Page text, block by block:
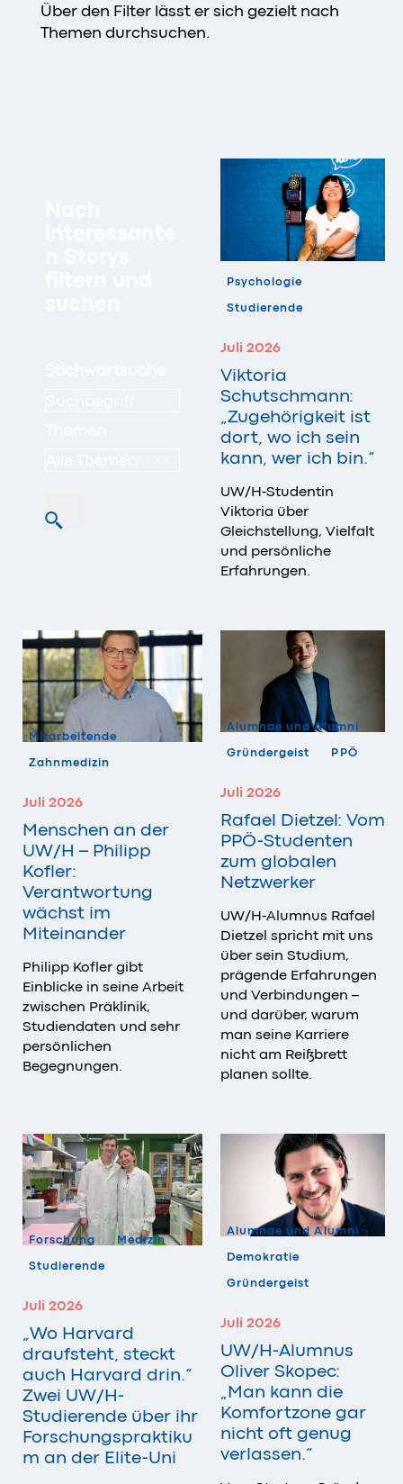
Über den Filter lässt er sich gezielt nach
Themen durchsuchen.
Diversity
Psychologie
Studierende
Juli 2026
Viktoria
Schutschmann:
„Zugehörigkeit ist
dort, wo ich sein
kann, wer ich bin.“
UW/H-Studentin
Viktoria über
Gleichstellung, Vielfalt
und persönliche
Erfahrungen.
Mitarbeitende
Zahnmedizin
Juli 2026
Menschen an der
UW/H – Philipp
Kofler:
Verantwortung
wächst im
Miteinander
Philipp Kofler gibt
Einblicke in seine Arbeit
zwischen Präklinik,
Studiendaten und sehr
persönlichen
Begegnungen.
Alumnae und Alumni
Gründergeist PPÖ
Juli 2026
Rafael Dietzel: Vom
PPÖ-Studenten
zum globalen
Netzwerker
UW/H-Alumnus Rafael
Dietzel spricht mit uns
über sein Studium,
prägende Erfahrungen
und Verbindungen –
und darüber, warum
man seine Karriere
nicht am Reißbrett
planen sollte.
Forschung Medizin
Studierende
Juli 2026
„Wo Harvard
draufsteht, steckt
auch Harvard drin.“
Zwei UW/H-
Studierende über ihr
Forschungspraktiku
m an der Elite-Uni
Alumnae und Alumni
Demokratie
Gründergeist
Juli 2026
UW/H-Alumnus
Oliver Skopec:
„Man kann die
Komfortzone gar
nicht oft genug
verlassen.“